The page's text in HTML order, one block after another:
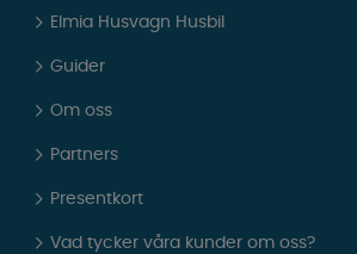
Elmia Husvagn Husbil
Guider
Om oss
Partners
Presentkort
Vad tycker våra kunder om oss?